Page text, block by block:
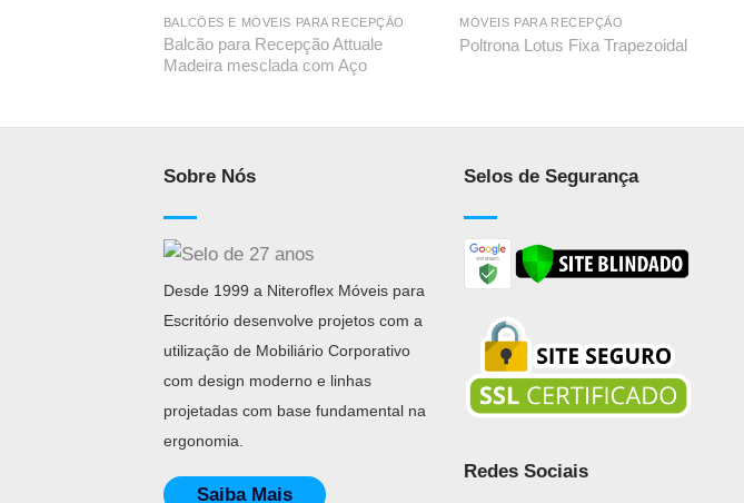
BALCÕES E MÓVEIS PARA RECEPÇÃO
Balcão para Recepção Attuale
Madeira mesclada com Aço
MÓVEIS PARA RECEPÇÃO
Poltrona Lotus Fixa Trapezoidal
Sobre Nós
Desde 1999 a Niteroflex Móveis para
Escritório desenvolve projetos com a
utilização de Mobiliário Corporativo
com design moderno e linhas
projetadas com base fundamental na
ergonomia.
Saiba Mais
Selos de Segurança
Redes Sociais